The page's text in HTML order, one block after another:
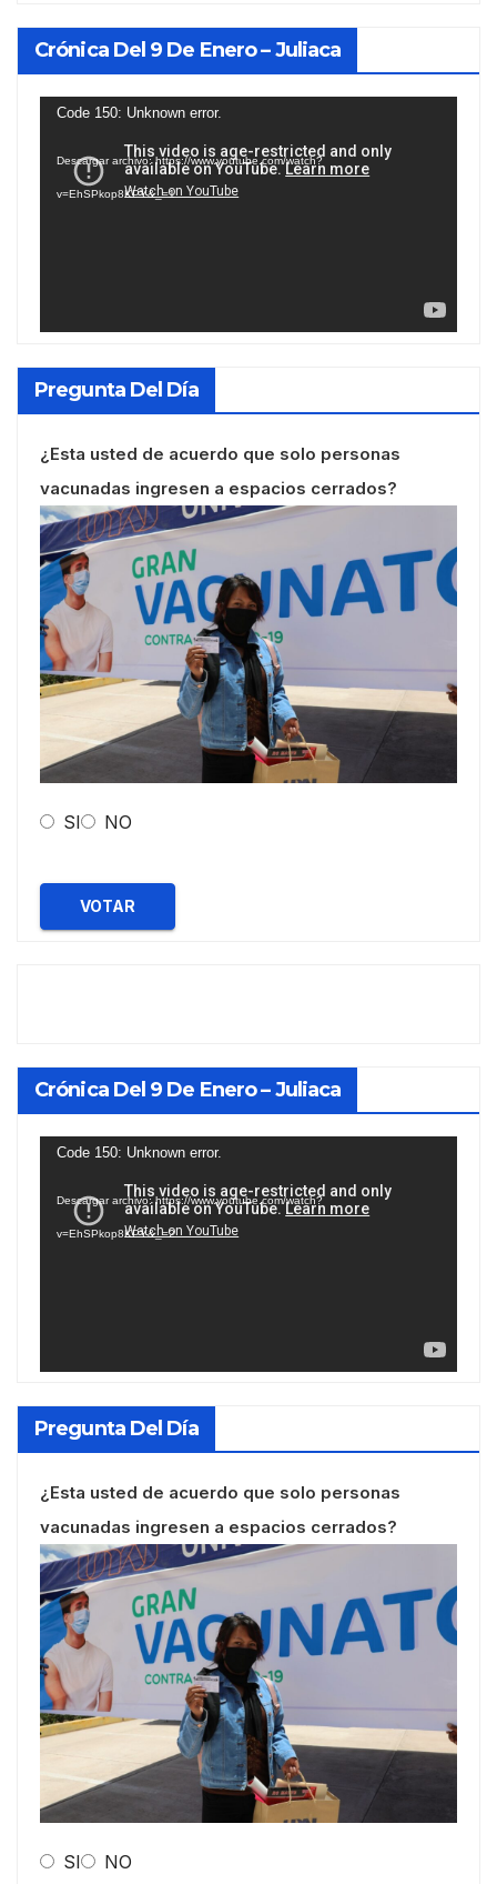
Crónica Del 9 De Enero – Juliaca
Reproductor
vídeo
Code 150: Unknown error.
Descargar archivo: https://www.youtube.com/watch?
v=EhSPkop8KPY&_=1
Pregunta Del Día
¿Esta usted de acuerdo que solo personas
vacunadas ingresen a espacios cerrados?
SI NO
VOTAR
Crónica Del 9 De Enero – Juliaca
Reproductor
vídeo
Code 150: Unknown error.
Descargar archivo: https://www.youtube.com/watch?
v=EhSPkop8KPY&_=2
Pregunta Del Día
¿Esta usted de acuerdo que solo personas
vacunadas ingresen a espacios cerrados?
SI NO